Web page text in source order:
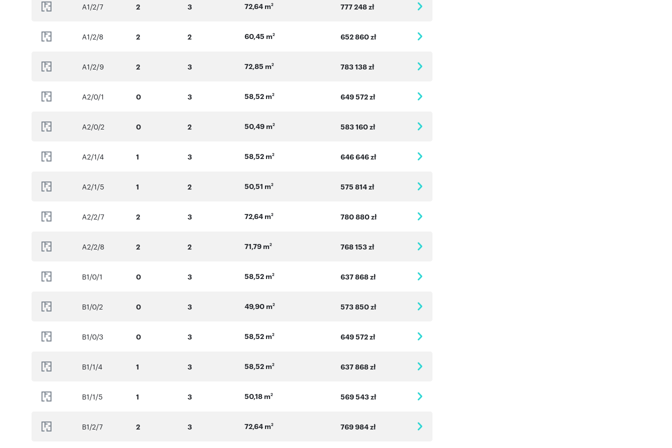
A1/2/7 2 3 72,64 m2 777 248 zł
A1/2/8 2 2 60,45 m2 652 860 zł
A1/2/9 2 3 72,85 m2 783 138 zł
A2/0/1 0 3 58,52 m2 649 572 zł
A2/0/2 0 2 50,49 m2 583 160 zł
A2/1/4 1 3 58,52 m2 646 646 zł
A2/1/5 1 2 50,51 m2 575 814 zł
A2/2/7 2 3 72,64 m2 780 880 zł
A2/2/8 2 2 71,79 m2 768 153 zł
B1/0/1 0 3 58,52 m2 637 868 zł
B1/0/2 0 3 49,90 m2 573 850 zł
B1/0/3 0 3 58,52 m2 649 572 zł
B1/1/4 1 3 58,52 m2 637 868 zł
B1/1/5 1 3 50,18 m2 569 543 zł
B1/2/7 2 3 72,64 m2 769 984 zł